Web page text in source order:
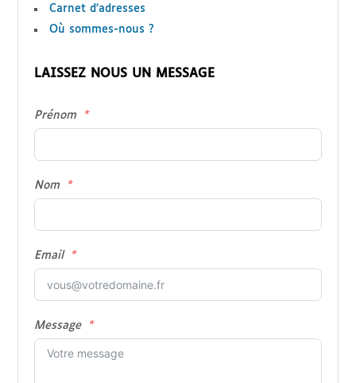
Carnet d’adresses
Où sommes-nous ?
LAISSEZ NOUS UN MESSAGE
Prénom
Nom
Email
Message